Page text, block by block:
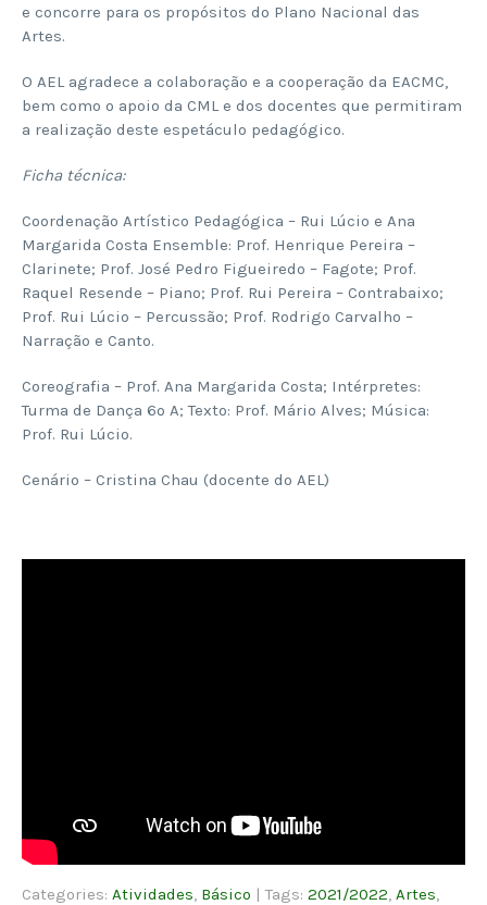
e concorre para os propósitos do Plano Nacional das
Artes.
O AEL agradece a colaboração e a cooperação da EACMC,
bem como o apoio da CML e dos docentes que permitiram
a realização deste espetáculo pedagógico.
Ficha técnica:
Coordenação Artístico Pedagógica – Rui Lúcio e Ana
Margarida Costa Ensemble: Prof. Henrique Pereira –
Clarinete; Prof. José Pedro Figueiredo – Fagote; Prof.
Raquel Resende – Piano; Prof. Rui Pereira – Contrabaixo;
Prof. Rui Lúcio – Percussão; Prof. Rodrigo Carvalho –
Narração e Canto.
Coreografia – Prof. Ana Margarida Costa; Intérpretes:
Turma de Dança 6º A; Texto: Prof. Mário Alves; Música:
Prof. Rui Lúcio.
Cenário – Cristina Chau (docente do AEL)
Categories: Atividades, Básico | Tags: 2021/2022, Artes,